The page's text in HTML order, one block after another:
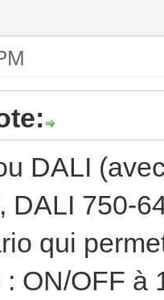
DALI
DALI 750-
qui
ON/OFF à